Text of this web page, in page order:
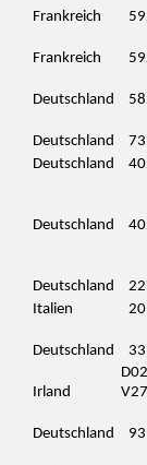
Frankreich
Frankreich
Deutschland
Deutschland
Deutschland
Deutschland
Deutschland
Italien
Deutschland
Irland
D02
Deutschland